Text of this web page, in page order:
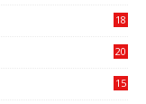
18
20
15